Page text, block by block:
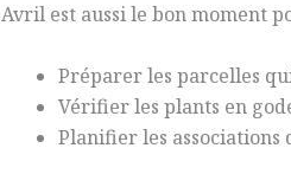
Avril est aussi le bon moment
Préparer les parcelles
Vérifier les plants en
Planifier les